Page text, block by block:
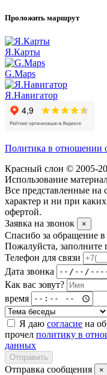
Проложить маршрут
Я.Карты
G.Maps
Я.Навигатор
Политика в отношении
Красный слон © 2005-
Использование
Все представленные
характер и ни при
офертой.
Заявка на звонок
×
Спасибо за обращение
Пожалуйста, заполните
Телефон для связи
Дата звонка
Как вас зовут?
время
Я даю согласие на
прочел политику в
данных
Отправить
Отправка сообщения ×